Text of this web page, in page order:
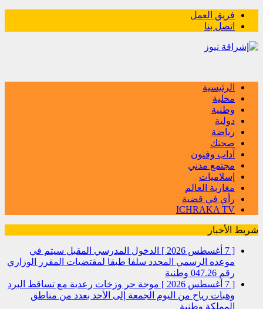
فريق العمل
اتصل بنا
الرئيسية
محلية
وطنية
دولية
رياضة
صحتك
آداب وفنون
مجتمع مدني
إسلاميات
مغاربة العالم
رأي في قضية
ICHRAKA TV
شريط الأخبار
[ 7 أغسطس 2026 ]
الدخول المدرسي المقبل سیتم في
موعده الرسمي المحدد سلفا طبقا لمقتضیات المقرر الوزاري
رقم 047.26
وطنية
[ 7 أغسطس 2026 ]
موجة حر وزخات رعدية مع تساقط البرد
وهبات رياح من اليوم الجمعة إلى الأحد بعدد من مناطق
المملكة وطنية